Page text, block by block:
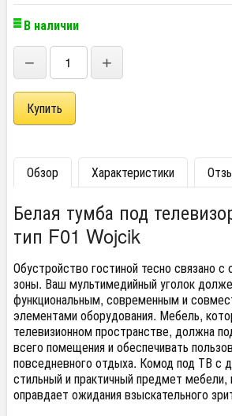
В наличии
− +
Обзор Характеристики
Белая тумба под
тип F01 Wojcik
Обустройство гостиной тесно связано
зоны. Ваш мультимедийный уголок
функциональным, современным и
элементами оборудования. Мебель,
телевизионном пространстве, должна
всего помещения и обеспечивать
повседневного отдыха. Комод под ТВ с
стильный и практичный предмет
оправдает ожидания взыскательного